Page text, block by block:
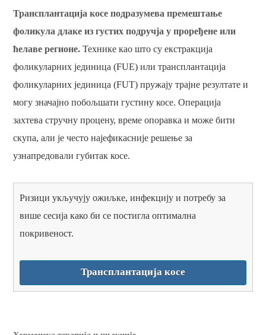
Трансплантација косе подразумева премештање
фоликула длаке из густих подручја у проређене или
ћелаве регионе. Технике као што су екстракција
фоликуларних јединица (FUE) или трансплантација
фоликуларних јединица (FUT) пружају трајне резултате и
могу значајно побољшати густину косе. Операција
захтева стручну процену, време опоравка и може бити
скупа, али је често најефикасније решење за
узнапредовали губитак косе.
Ризици укључују ожиљке, инфекцију и потребу за
више сесија како би се постигла оптимална
покривеност.
Трансплантација косе